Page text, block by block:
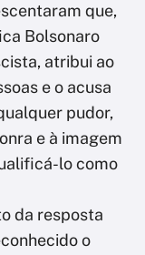
que,
Bolsonaro
atribui ao
e o acusa
pudor,
e à imagem
lo como
da resposta
o